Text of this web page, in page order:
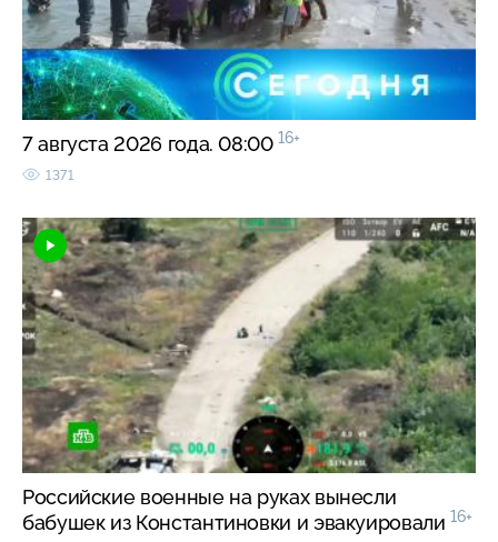
7 августа 2026 года. 08:00 16+
1371
Российские военные на руках вынесли
бабушек из Константиновки и эвакуировали 16+